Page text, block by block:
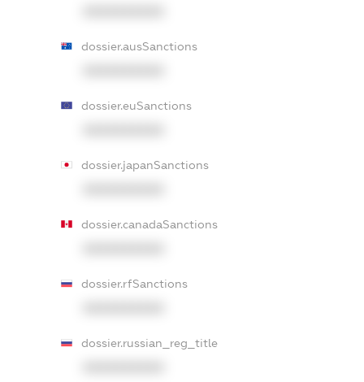
dossier.ausSanctions
dossier.euSanctions
dossier.japanSanctions
dossier.canadaSanctions
dossier.rfSanctions
dossier.russian_reg_title